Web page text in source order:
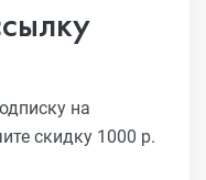
на
скидку 1000 р.